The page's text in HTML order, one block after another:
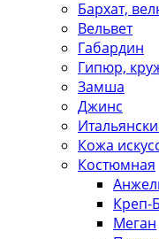
Бархат,
Вельвет
Габардин
Гипюр,
Замша
Джинс
Кожа
Костюмная
Креп-
Меган